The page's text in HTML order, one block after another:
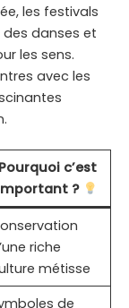
les festivals
danses et
les sens.
avec les
Pourquoi c’est
?
riche
métisse
de